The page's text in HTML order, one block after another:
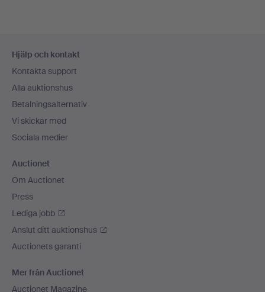
Hjälp och kontakt
Kontakta support
Alla auktionshus
Betalningsalternativ
Vi skickar med
Sociala medier
Auctionet
Om Auctionet
Press
Lediga jobb
Anslut ditt auktionshus
Auctionets garanti
Mer från Auctionet
Auctionet Magazine